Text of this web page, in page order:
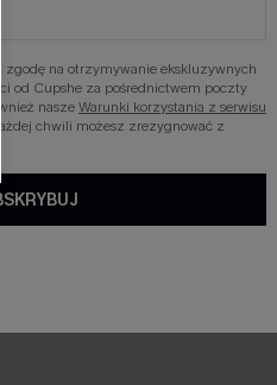
zgodę na otrzymywanie ekskluzywnych
od Cupshe za pośrednictwem poczty
naszeWarunki korzystania z serwisu
chwili możesz zrezygnować z